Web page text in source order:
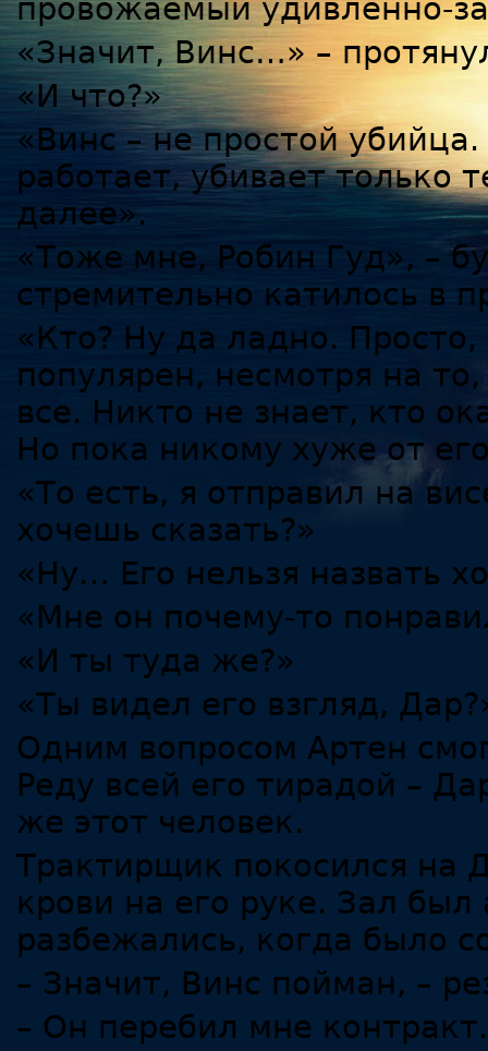
провожаемый удивленно-
«Значит, Винс…» –
«И что?»
«Винс – не простой
работает, убивает только
далее».
«Тоже мне, Робин Гуд», –
стремительно катилось в
«Кто? Ну да ладно.
популярен, несмотря на
все. Никто не знает, кто
Но пока никому хуже от
«То есть, я отправил на
хочешь сказать?»
«Ну… Его нельзя назвать
«Мне он почему-то
«И ты туда же?»
«Ты видел его взгляд,
Одним вопросом Артен
Реду всей его тирадой –
же этот человек.
Трактирщик покосился на
крови на его руке. Зал был
разбежались, когда было
– Значит, Винс пойман, –
– Он перебил мне контракт.